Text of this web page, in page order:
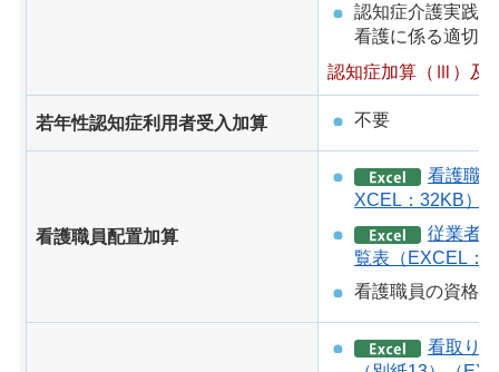
認知症介護実践
看護に係る適切
認知症加算（Ⅲ）及
若年性認知症利用者受入加算 不要
看護職員配置加算
看護職
XCEL：32KB）
従業者
覧表（EXCEL：
看護職員の資格証
看取り